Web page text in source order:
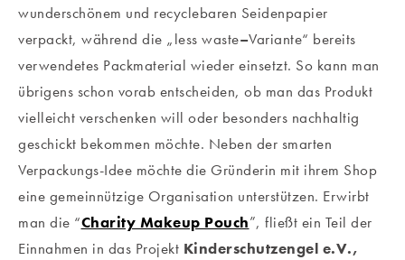
wunderschönem und recyclebaren Seidenpapier
verpackt, während die „less waste–Variante“ bereits
verwendetes Packmaterial wieder einsetzt. So kann man
übrigens schon vorab entscheiden, ob man das Produkt
vielleicht verschenken will oder besonders nachhaltig
geschickt bekommen möchte. Neben der smarten
Verpackungs-Idee möchte die Gründerin mit ihrem Shop
eine gemeinnützige Organisation unterstützen. Erwirbt
man die “Charity Makeup Pouch”, fließt ein Teil der
Einnahmen in das Projekt Kinderschutzengel e.V.,